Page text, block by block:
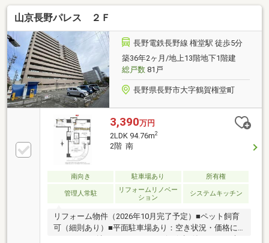
フリーダイヤル 【 0120-055-779 】・ホームページ
山京長野パレス ２Ｆ
長野電鉄長野線 権堂駅 徒歩5分
築36年2ヶ月/地上13階地下1階建
総戸数81戸
長野県長野市大字鶴賀権堂町
3,390万円
2LDK 94.76m2
2階 南
南向き 駐車場あり 所有権
管理人常駐
リフォームリノベー
ション
システムキッチン
リフォーム物件（2026年10月完了予定）■ペット飼育
可（細則あり）■平面駐車場あり：空き状況・価格に